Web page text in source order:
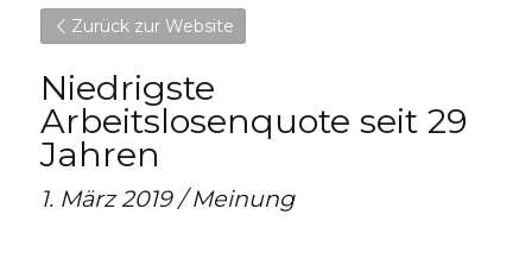
Zurück zur Website
Niedrigste
Arbeitslosenquote seit 29
Jahren
1. März 2019 / Meinung